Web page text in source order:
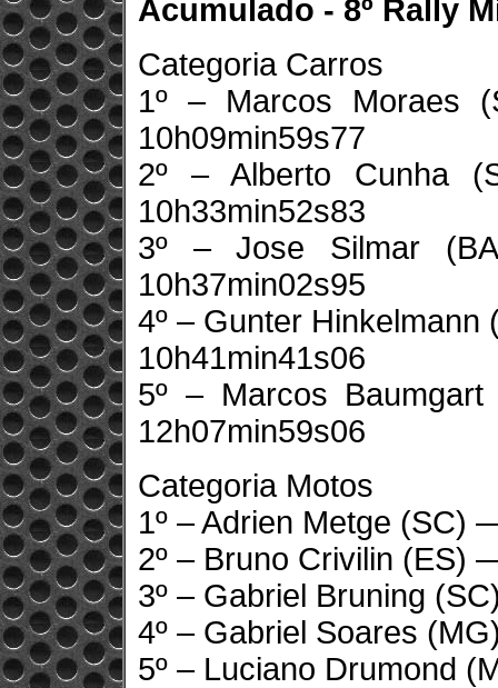
Acumulado - 8º Rally
Categoria Carros
1º – Marcos Moraes
10h09min59s77
2º – Alberto Cunha
10h33min52s83
3º – Jose Silmar
10h37min02s95
4º – Gunter
10h41min41s06
5º – Marcos
12h07min59s06
Categoria Motos
1º – Adrien Metge (SC)
2º – Bruno Crivilin (ES)
3º – Gabriel Bruning
4º – Gabriel Soares
5º – Luciano Drumond